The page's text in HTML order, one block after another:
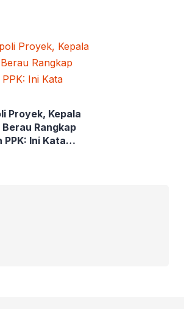
Proyek, Kepala
Berau Rangkap
Ini Kata